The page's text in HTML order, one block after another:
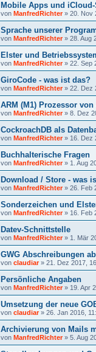
Mobile Apps und
von ManfredRichter» 20. Nov
Sprache unserer
von ManfredRichter» 28. Aug
Elster und
von ManfredRichter» 22. Sep
GiroCode - was ist das?
von ManfredRichter» 22. Dez
ARM (M1) Prozessor
von ManfredRichter» 8. Dez
CockroachDB als
von ManfredRichter» 16. Dez
Buchhalterische Fragen
von ManfredRichter» 1. Aug
Download / Store - was
von ManfredRichter» 26. Feb
Sonderzeichen und
von ManfredRichter» 16. Feb
Datev-Schnittstelle
von ManfredRichter» 1. Mär
GWG Abschreibungen
von claudiar» 21. Dez 2017,
Persönliche Angaben
von ManfredRichter» 19. Apr
Umsetzung der neue
von claudiar» 26. Jan 2016,
Archivierung von Mails
von ManfredRichter» 5. Aug